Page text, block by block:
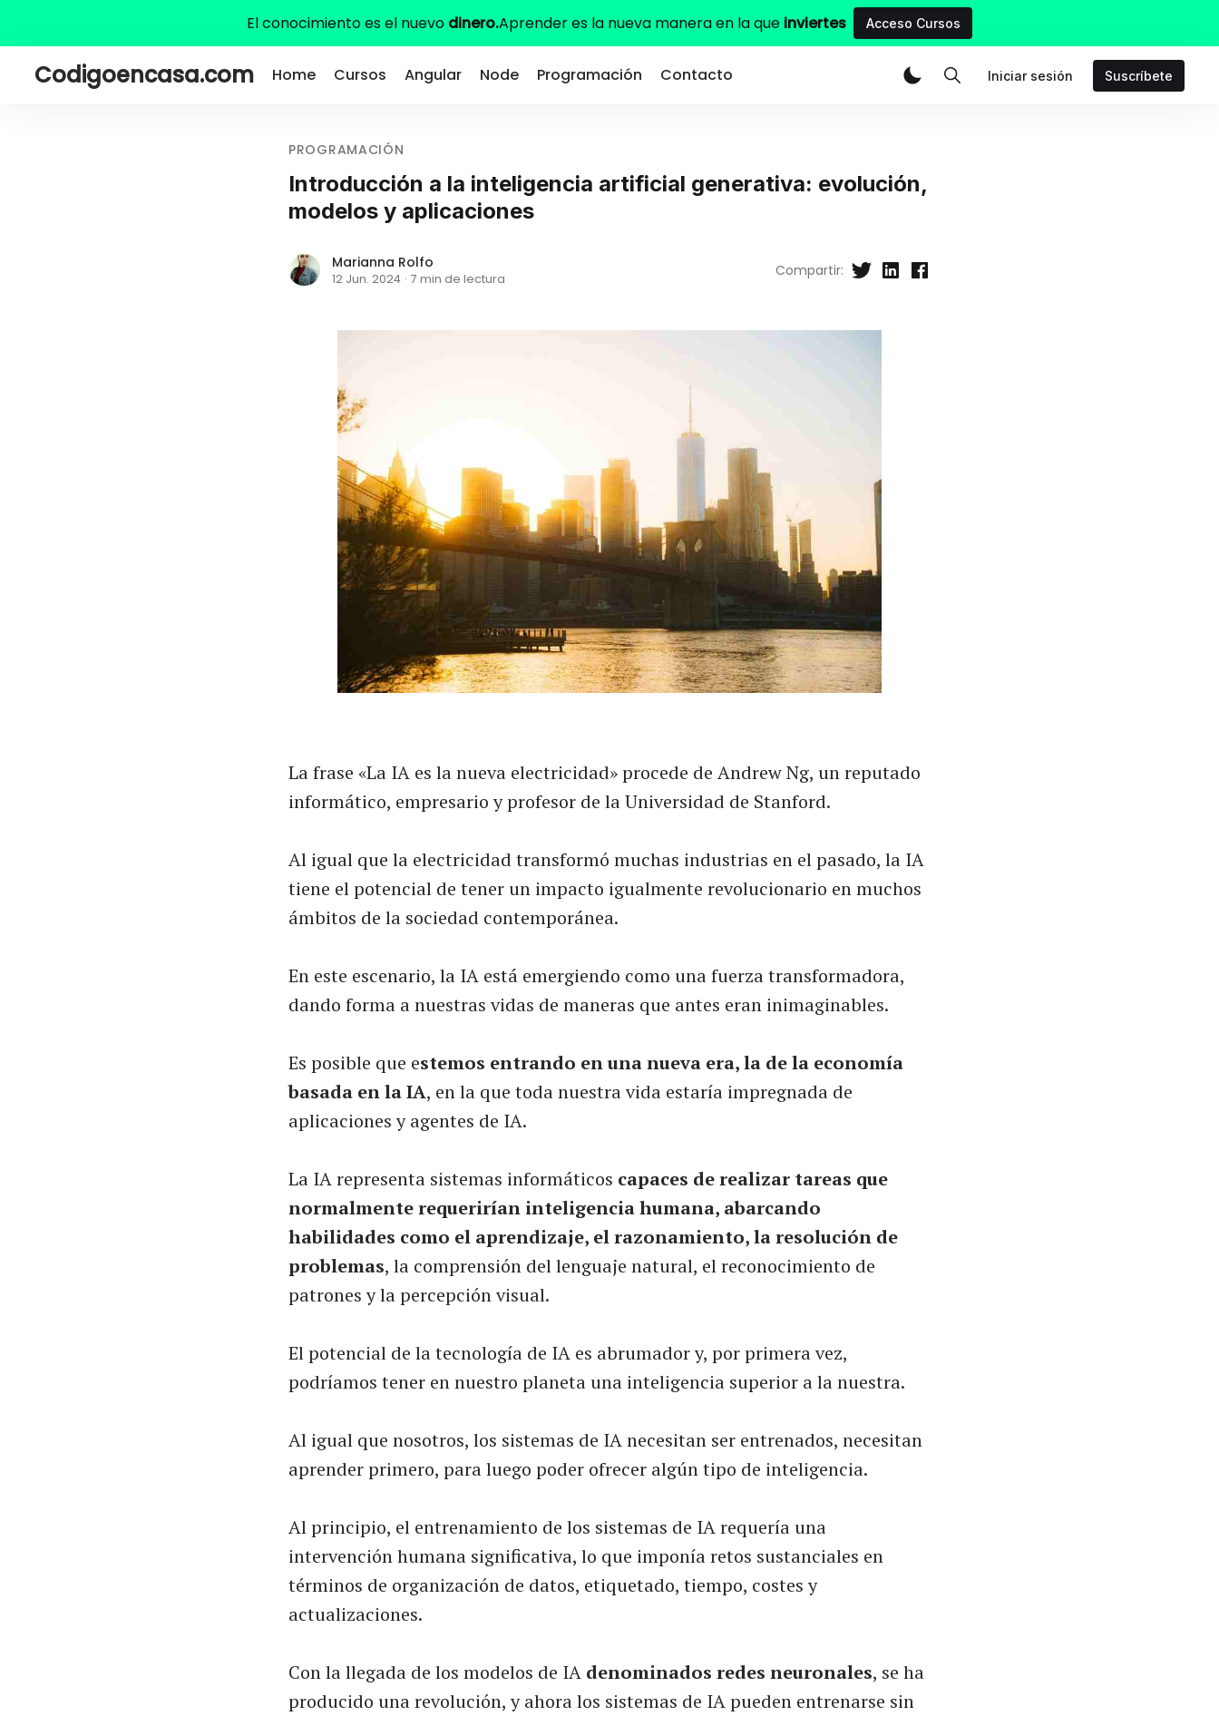
El conocimiento es el nuevo dinero.Aprender es la nueva manera en la que inviertes Acceso Cursos
Codigoencasa.com Home Cursos Angular Node Programación Contacto Iniciar sesión Suscríbete
PROGRAMACIÓN
Introducción a la inteligencia artificial generativa: evolución,
modelos y aplicaciones
Marianna Rolfo
12 Jun. 2024 · 7 min de lectura Compartir:
La frase «La IA es la nueva electricidad» procede de Andrew Ng, un reputado
informático, empresario y profesor de la Universidad de Stanford.
Al igual que la electricidad transformó muchas industrias en el pasado, la IA
tiene el potencial de tener un impacto igualmente revolucionario en muchos
ámbitos de la sociedad contemporánea.
En este escenario, la IA está emergiendo como una fuerza transformadora,
dando forma a nuestras vidas de maneras que antes eran inimaginables.
Es posible que estemos entrando en una nueva era, la de la economía
basada en la IA, en la que toda nuestra vida estaría impregnada de
aplicaciones y agentes de IA.
La IA representa sistemas informáticos capaces de realizar tareas que
normalmente requerirían inteligencia humana, abarcando
habilidades como el aprendizaje, el razonamiento, la resolución de
problemas, la comprensión del lenguaje natural, el reconocimiento de
patrones y la percepción visual.
El potencial de la tecnología de IA es abrumador y, por primera vez,
podríamos tener en nuestro planeta una inteligencia superior a la nuestra.
Al igual que nosotros, los sistemas de IA necesitan ser entrenados, necesitan
aprender primero, para luego poder ofrecer algún tipo de inteligencia.
Al principio, el entrenamiento de los sistemas de IA requería una
intervención humana significativa, lo que imponía retos sustanciales en
términos de organización de datos, etiquetado, tiempo, costes y
actualizaciones.
Con la llegada de los modelos de IA denominados redes neuronales, se ha
producido una revolución, y ahora los sistemas de IA pueden entrenarse sin